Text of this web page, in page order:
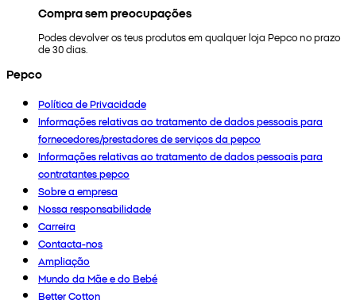
Compra sem preocupações
Podes devolver os teus produtos em qualquer loja Pepco no prazo
de 30 dias.
Pepco
Política de Privacidade
Informações relativas ao tratamento de dados pessoais para
fornecedores/prestadores de serviços da pepco
Informações relativas ao tratamento de dados pessoais para
contratantes pepco
Sobre a empresa
Nossa responsabilidade
Carreira
Contacta-nos
Ampliação
Mundo da Mãe e do Bebé
Better Cotton